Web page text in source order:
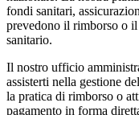
fondi sanitari,
prevedono il rimborso o
sanitario.
Il nostro ufficio
assisterti nella gestione
la pratica di rimborso o
pagamento in forma